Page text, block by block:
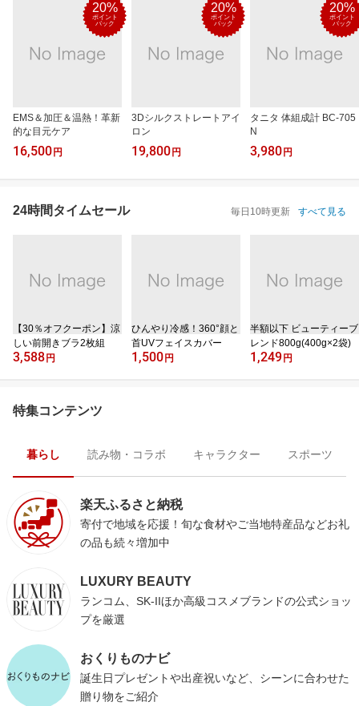
20%
ポイント
バック
EMS＆加圧＆温熱！革新
的な目元ケア
16,500 円
20%
ポイント
バック
3Dシルクストレートアイ
ロン
19,800 円
20%
ポイント
バック
タニタ 体組成計 BC-705
N
3,980 円
24時間タイムセール 毎日10時更新 すべて見る
【30％オフクーポン】涼
しい前開きブラ2枚組
3,588 円
ひんやり冷感！360°顔と
首UVフェイスカバー
1,500 円
半額以下 ビューティーブ
レンド800g(400g×2袋)
1,249 円
特集コンテンツ
暮らし 読み物・コラボ キャラクター スポーツ
楽天ふるさと納税
寄付で地域を応援！旬な食材やご当地特産品などお礼
の品も続々増加中
LUXURY BEAUTY
ランコム、SK-IIほか高級コスメブランドの公式ショッ
プを厳選
おくりものナビ
誕生日プレゼントや出産祝いなど、シーンに合わせた
贈り物をご紹介